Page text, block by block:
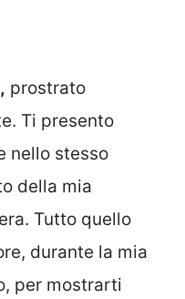
prostrato
Ti presento
nello stesso
della mia
Tutto quello
durante la mia
per mostrarti